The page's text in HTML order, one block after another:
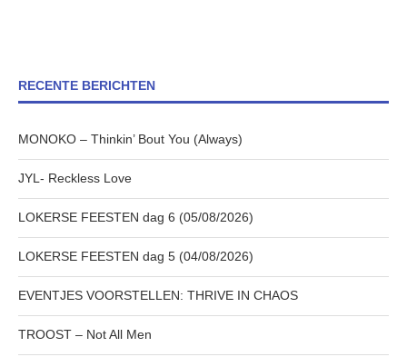
RECENTE BERICHTEN
MONOKO – Thinkin’ Bout You (Always)
JYL- Reckless Love
LOKERSE FEESTEN dag 6 (05/08/2026)
LOKERSE FEESTEN dag 5 (04/08/2026)
EVENTJES VOORSTELLEN: THRIVE IN CHAOS
TROOST – Not All Men